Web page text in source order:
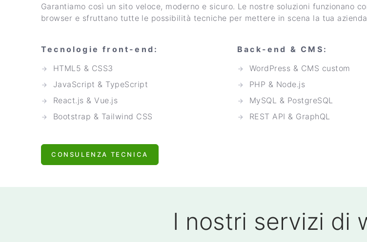
Garantiamo così un sito veloce, moderno e sicuro. Le nostre soluzioni funzionano
browser e sfruttano tutte le possibilità tecniche per mettere in scena la tua
Tecnologie front-end:
HTML5 & CSS3
JavaScript & TypeScript
React.js & Vue.js
Bootstrap & Tailwind CSS
Back-end & CMS:
WordPress & CMS custom
PHP & Node.js
MySQL & PostgreSQL
REST API & GraphQL
CONSULENZA TECNICA
I nostri servizi di